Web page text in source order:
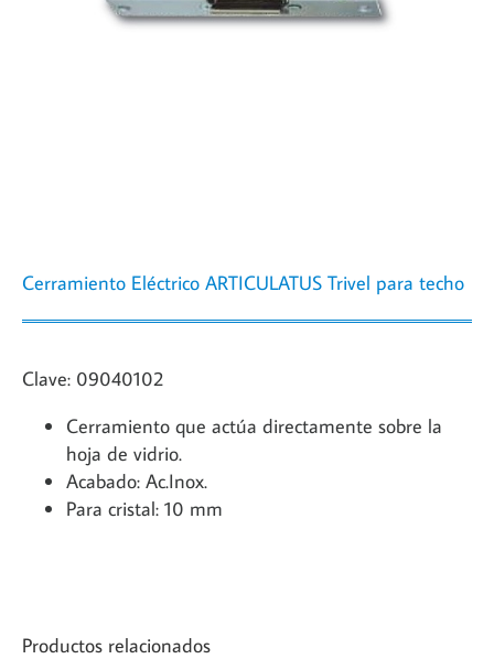
Cerramiento Eléctrico ARTICULATUS Trivel para techo
Clave: 09040102
Cerramiento que actúa directamente sobre la
hoja de vidrio.
Acabado: Ac.Inox.
Para cristal: 10 mm
Productos relacionados